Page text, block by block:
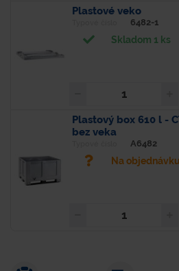
Plastové veko
6482-1
Skladom 1 ks
Plastový box 610 l -
bez veka
A6482
Na objednávku